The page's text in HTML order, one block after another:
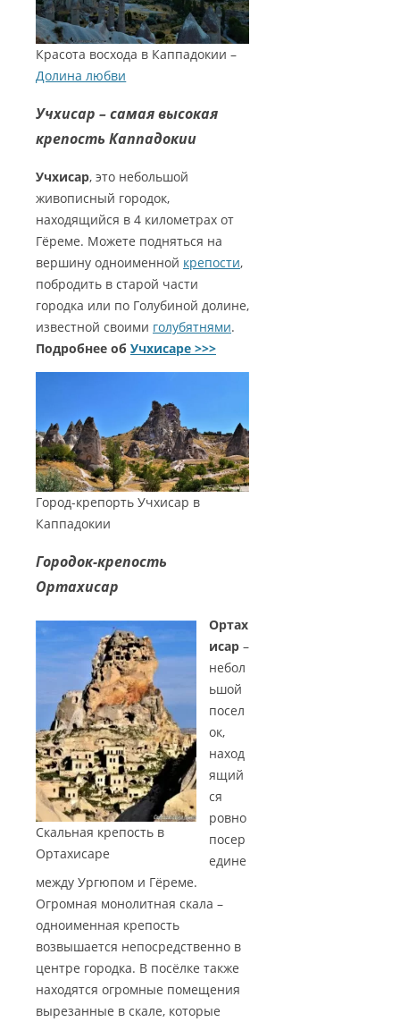
Красота восхода в Каппадокии –
Долина любви
Учхисар – самая высокая
крепость Каппадокии
Учхисар, это небольшой
живописный городок,
находящийся в 4 километрах от
Гёреме. Можете подняться на
вершину одноименной крепости,
побродить в старой части
городка или по Голубиной долине,
известной своими голубятнями.
Подробнее об Учхисаре >>>
Город-крепорть Учхисар в
Каппадокии
Городок-крепость
Ортахисар
Скальная крепость в
Ортахисаре
Ортах
исар –
небол
ьшой
посел
ок,
наход
ящий
ся
ровно
посер
едине
между Ургюпом и Гёреме.
Огромная монолитная скала –
одноименная крепость
возвышается непосредственно в
центре городка. В посёлке также
находятся огромные помещения
вырезанные в скале, которые